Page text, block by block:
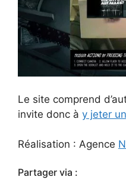
Le site comprend
invite donc à y jeter
Réalisation : Agence
Partager via :